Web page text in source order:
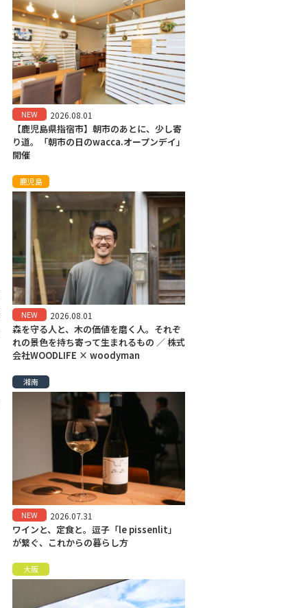
NEW 2026.08.01
【鹿児島県指宿市】朝市のあとに、少し寄
り道。「朝市の日のwacca.オープンデイ」
開催
鹿児島
NEW 2026.08.01
森を守る人と、木の価値を磨く人。それぞ
れの景色を持ち寄って生まれるもの ／ 株式
会社WOODLIFE × woodyman
湘南
NEW 2026.07.31
ワインと、定食と。逗子「le pissenlit」
が繋ぐ、これからの暮らし方
大阪